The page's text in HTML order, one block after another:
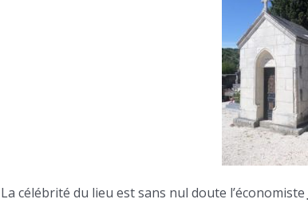
La célébrité du lieu est sans nul doute l’économiste